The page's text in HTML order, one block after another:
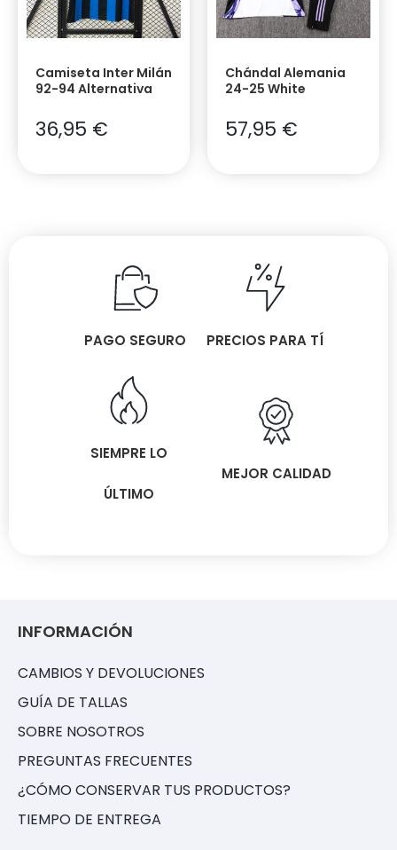
Camiseta Inter Milán
92-94 Alternativa
36,95 €
Chándal Alemania
24-25 White
57,95 €
PAGO SEGURO PRECIOS PARA TÍ
SIEMPRE LO
ÚLTIMO
MEJOR CALIDAD
INFORMACIÓN
CAMBIOS Y DEVOLUCIONES
GUÍA DE TALLAS
SOBRE NOSOTROS
PREGUNTAS FRECUENTES
¿CÓMO CONSERVAR TUS PRODUCTOS?
TIEMPO DE ENTREGA